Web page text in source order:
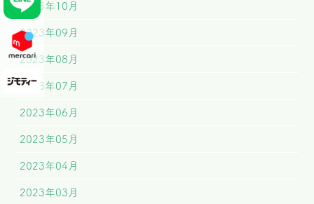
2023年10月
2023年09月
2023年08月
2023年07月
2023年06月
2023年05月
2023年04月
2023年03月